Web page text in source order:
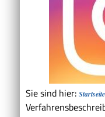
Sie sind hier: Startseite